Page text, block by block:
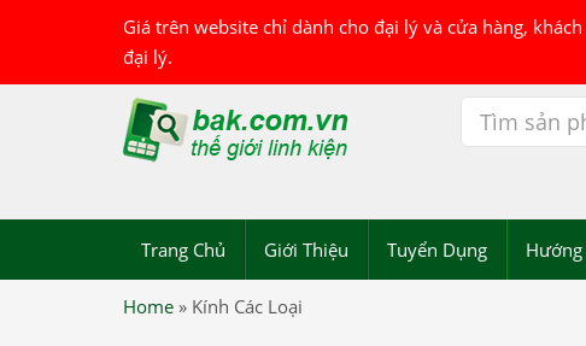
Giá trên website chỉ dành cho đại lý và cửa hàng,
đại lý.
Trang Chủ Giới Thiệu Tuyển Dụng Hướng
Home » Kính Các Loại